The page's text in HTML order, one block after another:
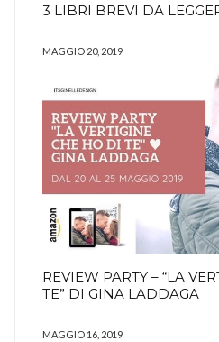
3 LIBRI BREVI DA
MAGGIO 20, 2019
REVIEW PARTY – “LA
TE” DI GINA LADDAGA
MAGGIO 16, 2019